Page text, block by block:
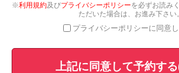
※利用規約及びプライバシーポリシーを必ずお読み
ただいた場合は、お進み下さい。
プライバシーポリシーに同意し
上記に同意して予約す